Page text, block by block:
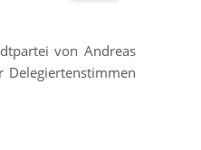
von Andreas